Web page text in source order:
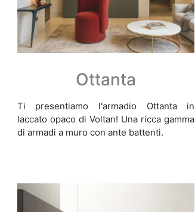
Ottanta
Ti presentiamo l'armadio Ottanta in
laccato opaco di Voltan! Una ricca gamma
di armadi a muro con ante battenti.